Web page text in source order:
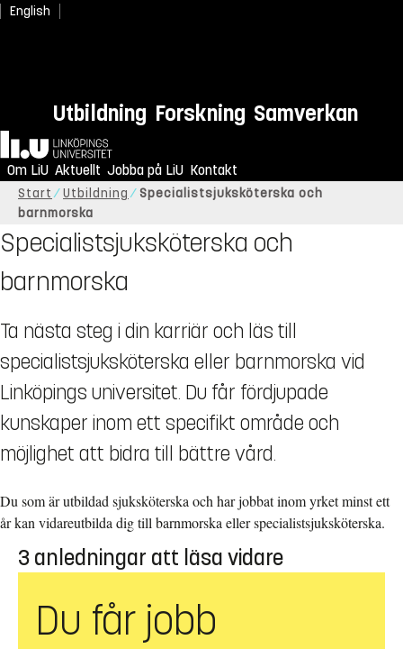
English
Utbildning Forskning Samverkan
Hem
Om LiU Aktuellt Jobba på LiU Kontakt
Start Utbildning
Specialistsjuksköterska och
barnmorska
Specialistsjuksköterska och
barnmorska
Ta nästa steg i din karriär och läs till
specialistsjuksköterska eller barnmorska vid
Linköpings universitet. Du får fördjupade
kunskaper inom ett specifikt område och
möjlighet att bidra till bättre vård.
Du som är utbildad sjuksköterska och har jobbat inom yrket minst ett
år kan vidareutbilda dig till barnmorska eller specialistsjuksköterska.
3 anledningar att läsa vidare
Du får jobb